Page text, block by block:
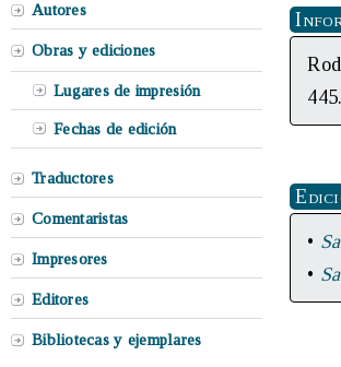
Autores
Obras y ediciones
Lugares de impresión
Fechas de edición
Traductores
Comentaristas
Impresores
Editores
Bibliotecas y ejemplares
445.
•
•